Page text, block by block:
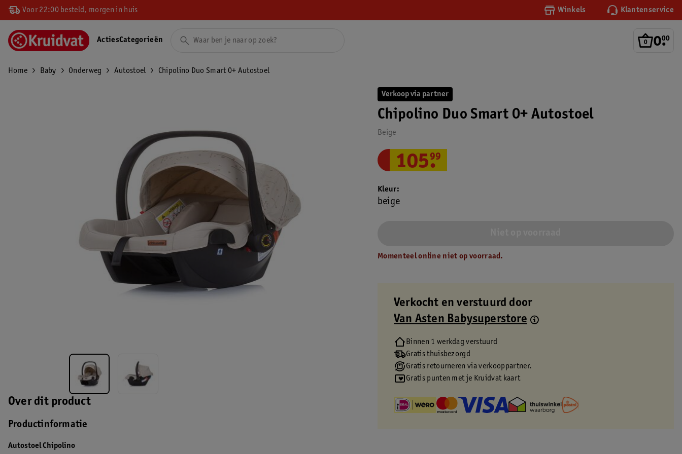
Voor 22:00 besteld, morgen in huis Winkels Klantenservice
0.
00
ActiesCategorieën
Home Baby Onderweg Autostoel Chipolino Duo Smart 0+ Autostoel
Over dit product
Productinformatie
Autostoel Chipolino
Verkoop via partner
Chipolino Duo Smart 0+ Autostoel
Beige
105.
99
Kleur
beige
Momenteel online niet op voorraad.
Verkocht en verstuurd door
Van Asten Babysuperstore
Binnen 1 werkdag verstuurd
Gratis thuisbezorgd
Gratis retourneren via verkooppartner.
Gratis punten met je Kruidvat kaart